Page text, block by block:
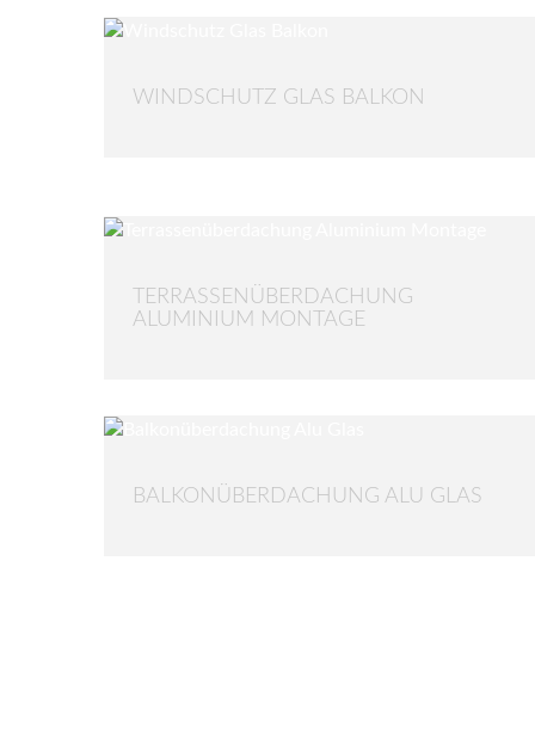
WINDSCHUTZ GLAS BALKON
TERRASSENÜBERDACHUNG
ALUMINIUM MONTAGE
BALKONÜBERDACHUNG ALU GLAS